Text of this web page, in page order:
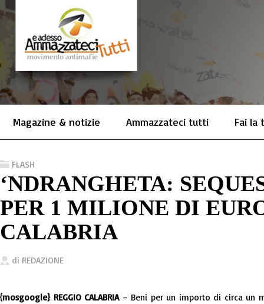
Magazine & notizie Ammazzateci tutti Fai la
FLASH
‘NDRANGHETA:
PER 1 MILIONE DI
CALABRIA
di REDAZIONE
{mosgoogle} REGGIO CALABRIA– Beni per un importo di circa un